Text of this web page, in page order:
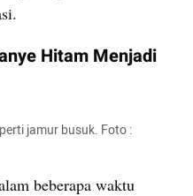
Hitam Menjadi
jamur busuk. Foto :
beberapa waktu